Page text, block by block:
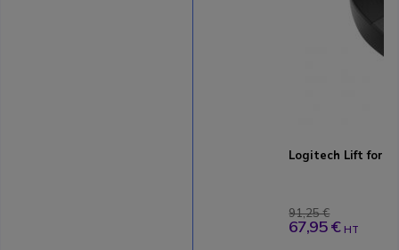
Logitech Lift for
91,25 €
67,95 € HT